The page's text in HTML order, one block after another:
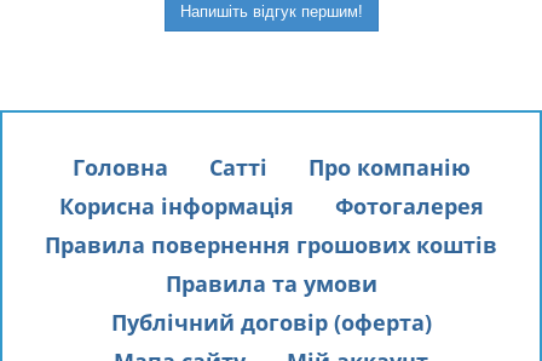
Напишіть відгук першим!
Головна Сатті
Про компанію
Корисна інформація
Фотогалерея
Правила повернення грошових коштів
Правила та умови
Публічний договір (оферта)